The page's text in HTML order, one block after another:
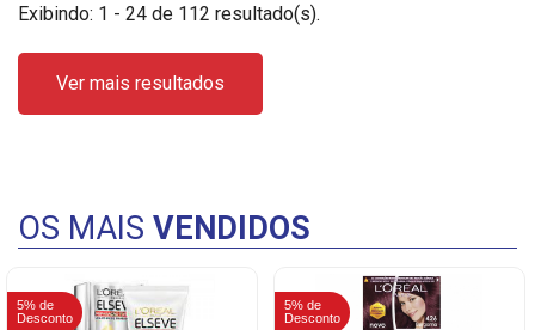
Exibindo: 1 - 24 de 112 resultado(s).
Ver mais resultados
OS MAIS VENDIDOS
5% de
Desconto
5% de
Desconto